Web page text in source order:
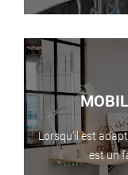
Lorsqu’il est
est un